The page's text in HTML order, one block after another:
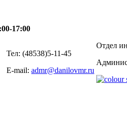
17:00
Тел: (48538)5-11-45
E-mail: admr@danilovmr.ru
Отдел